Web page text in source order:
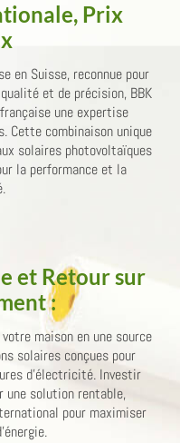
Prix
en Suisse, reconnue pour
et de précision, BBK
une expertise
Cette combinaison unique
solaires photovoltaïques
la performance et la
et Retour sur
:
maison en une source
solaires conçues pour
d'électricité. Investir
une solution rentable,
pour maximiser